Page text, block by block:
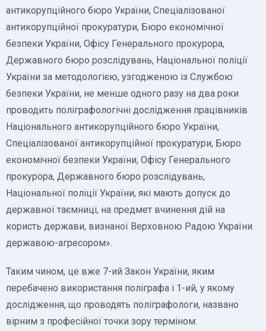
антикорупційного бюро України, Спеціалізованої
антикорупційної прокуратури, Бюро економічної
безпеки України, Офісу Генерального прокурора,
Державного бюро розслідувань, Національної поліції
України за методологією, узгодженою із Службою
безпеки України, не менше одного разу на два роки
проводить поліграфологічні дослідження працівників
Національного антикорупційного бюро України,
Спеціалізованої антикорупційної прокуратури, Бюро
економічної безпеки України, Офісу Генерального
прокурора, Державного бюро розслідувань,
Національної поліції України, які мають допуск до
державної таємниці, на предмет вчинення дій на
користь держави, визнаної Верховною Радою України
державою-агресором».
Таким чином, це вже 7-ий Закон України, яким
перебачено використання поліграфа і 1-ий, у якому
дослідження, що проводять поліграфологи, названо
вірним з професійної точки зору терміном: